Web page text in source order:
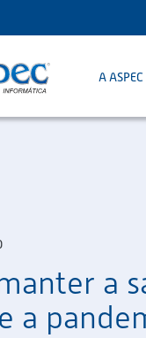
A ASPEC
a
a